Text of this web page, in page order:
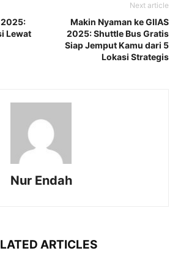
2025:
Lewat
Next article
Makin Nyaman ke GIIAS
2025: Shuttle Bus Gratis
Siap Jemput Kamu dari 5
Lokasi Strategis
Nur Endah
ARTICLES